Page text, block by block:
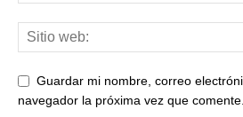
Guardar mi nombre, correo
navegador la próxima vez que comente.